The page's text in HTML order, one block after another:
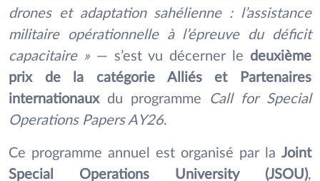
drones et adaptation sahélienne : l’assistance
militaire opérationnelle à l’épreuve du déficit
capacitaire »— s’est vu décerner le deuxième
prix de la catégorie Alliés et Partenaires
internationauxdu programme Call for Special
Operations Papers AY26.
Ce programme annuel est organisé par la Joint
Special Operations University (JSOU),